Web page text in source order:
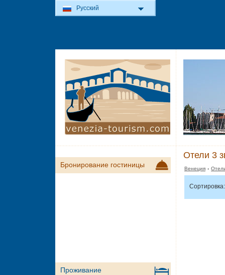
Отели 3
Венеция ›
Сортировка:
Бронирование гостиницы
Проживание
Русский